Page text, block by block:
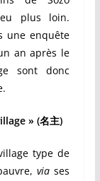
plus loin.
une enquête
an après le
sont donc
» (名主)
type de
viases